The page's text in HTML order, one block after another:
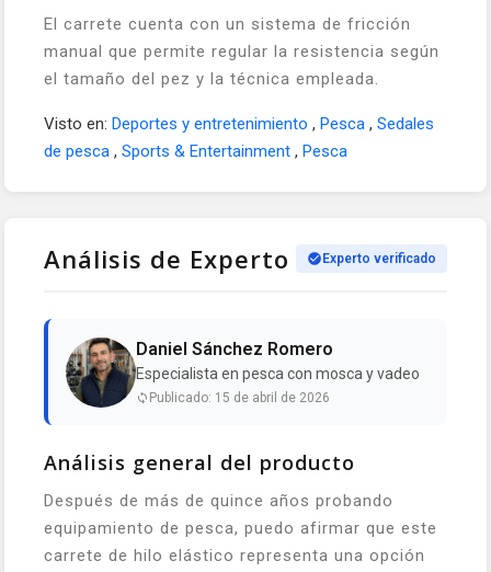
El carrete cuenta con un sistema de fricción
manual que permite regular la resistencia según
el tamaño del pez y la técnica empleada.
Visto en: Deportes y entretenimiento , Pesca , Sedales
de pesca , Sports & Entertainment , Pesca
Análisis de Experto Experto verificado
Daniel Sánchez Romero
Especialista en pesca con mosca y vadeo
Publicado: 15 de abril de 2026
Análisis general del producto
Después de más de quince años probando
equipamiento de pesca, puedo afirmar que este
carrete de hilo elástico representa una opción